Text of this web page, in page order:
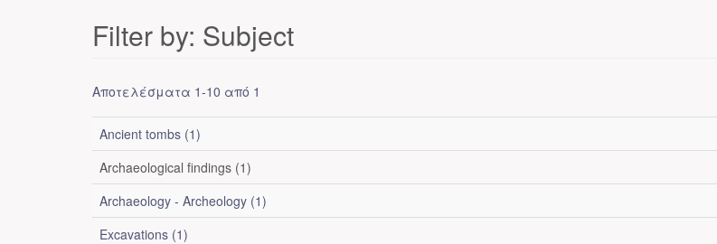
Filter by: Subject
Αποτελέσματα 1-10 από 1
Ancient tombs (1)
Archaeological findings (1)
Archaeology - Archeology (1)
Excavations (1)